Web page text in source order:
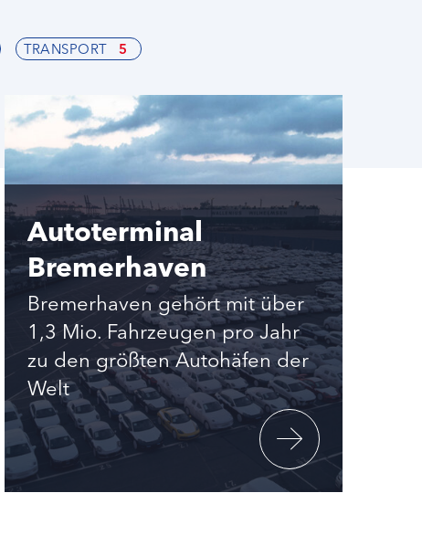
TRANSPORT 5
Autoterminal
Bremerhaven
Bremerhaven gehört mit über
1,3 Mio. Fahrzeugen pro Jahr
zu den größten Autohäfen der
Welt